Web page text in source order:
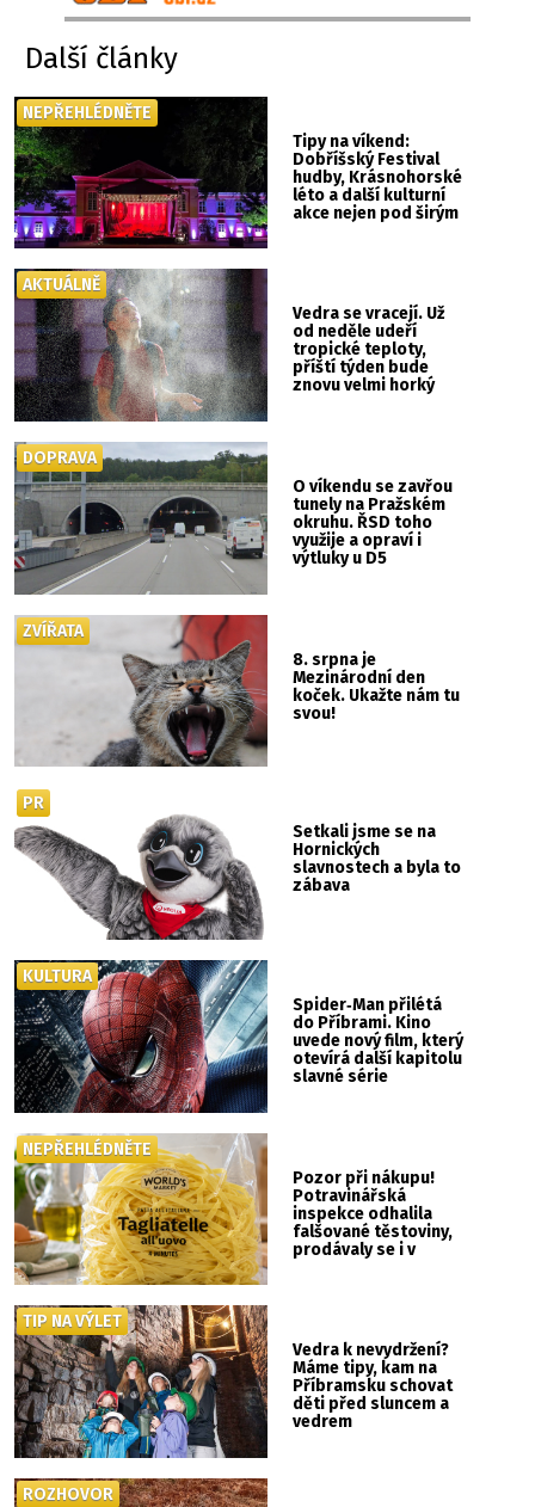
Další články
Tipy na víkend:
Dobříšský Festival
hudby, Krásnohorské
léto a další kulturní
akce nejen pod širým
NEPŘEHLÉDNĚTE
Vedra se vracejí. Už
od neděle udeří
tropické teploty,
příští týden bude
znovu velmi horký
AKTUÁLNĚ
O víkendu se zavřou
tunely na Pražském
okruhu. ŘSD toho
využije a opraví i
výtluky u D5
DOPRAVA
8. srpna je
Mezinárodní den
koček. Ukažte nám tu
svou!
ZVÍŘATA
Setkali jsme se na
Hornických
slavnostech a byla to
zábava
PR
Spider‑Man přilétá
do Příbrami. Kino
uvede nový film, který
otevírá další kapitolu
slavné série
KULTURA
Pozor při nákupu!
Potravinářská
inspekce odhalila
falšované těstoviny,
prodávaly se i v
NEPŘEHLÉDNĚTE
Vedra k nevydržení?
Máme tipy, kam na
Příbramsku schovat
děti před sluncem a
vedrem
TIP NA VÝLET
ROZHOVOR